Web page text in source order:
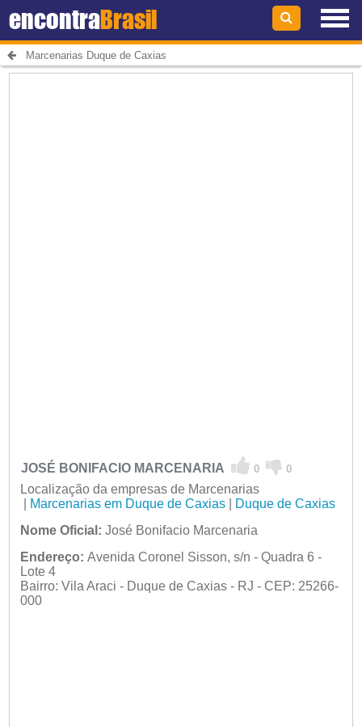
encontraBrasil
Marcenarias Duque de Caxias
JOSÉ BONIFACIO MARCENARIA 0 0
Localização da empresas de Marcenarias
Marcenarias em Duque de Caxias|
Duque de Caxias
Nome Oficial: José Bonifacio Marcenaria
Endereço: Avenida Coronel Sisson, s/n - Quadra 6 -
Lote 4
Bairro: Vila Araci - Duque de Caxias - RJ - CEP: 25266-
000